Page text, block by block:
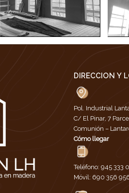
DIRECCION Y
Pol. Industrial
C/ El Pinar, 7
Comunión –
Cómo llegar
Teléfono: 945 333
Móvil: 690 356